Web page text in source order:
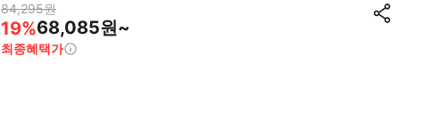
84,295원
19%68,085원~
최종혜택가